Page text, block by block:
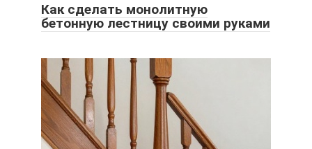
Как сделать монолитную
бетонную лестницу своими руками